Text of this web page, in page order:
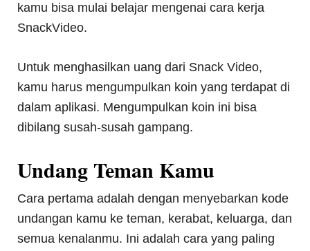
kamu bisa mulai belajar mengenai cara kerja
SnackVideo.
Untuk menghasilkan uang dari Snack Video,
kamu harus mengumpulkan koin yang terdapat di
dalam aplikasi. Mengumpulkan koin ini bisa
dibilang susah-susah gampang.
Undang Teman Kamu
Cara pertama adalah dengan menyebarkan kode
undangan kamu ke teman, kerabat, keluarga, dan
semua kenalanmu. Ini adalah cara yang paling